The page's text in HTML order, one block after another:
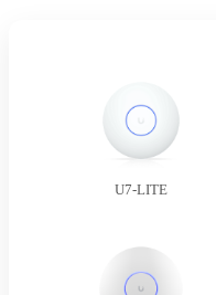
U7-LITE